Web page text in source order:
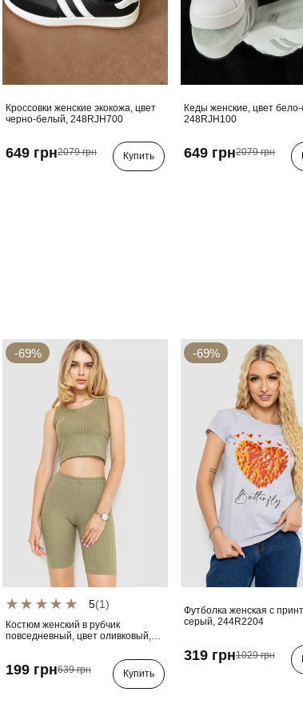
Кроссовки женские экокожа, цвет
черно-белый, 248RJH700
649 грн2079 грн Купить
Кеды женские, цвет бело-
248RJH100
649 грн2079 грн
-69%
5(1)
Костюм женский в рубчик
повседневный, цвет оливковый,
199 грн639 грн Купить
-69%
Футболка женская с
серый, 244R2204
319 грн1029 грн